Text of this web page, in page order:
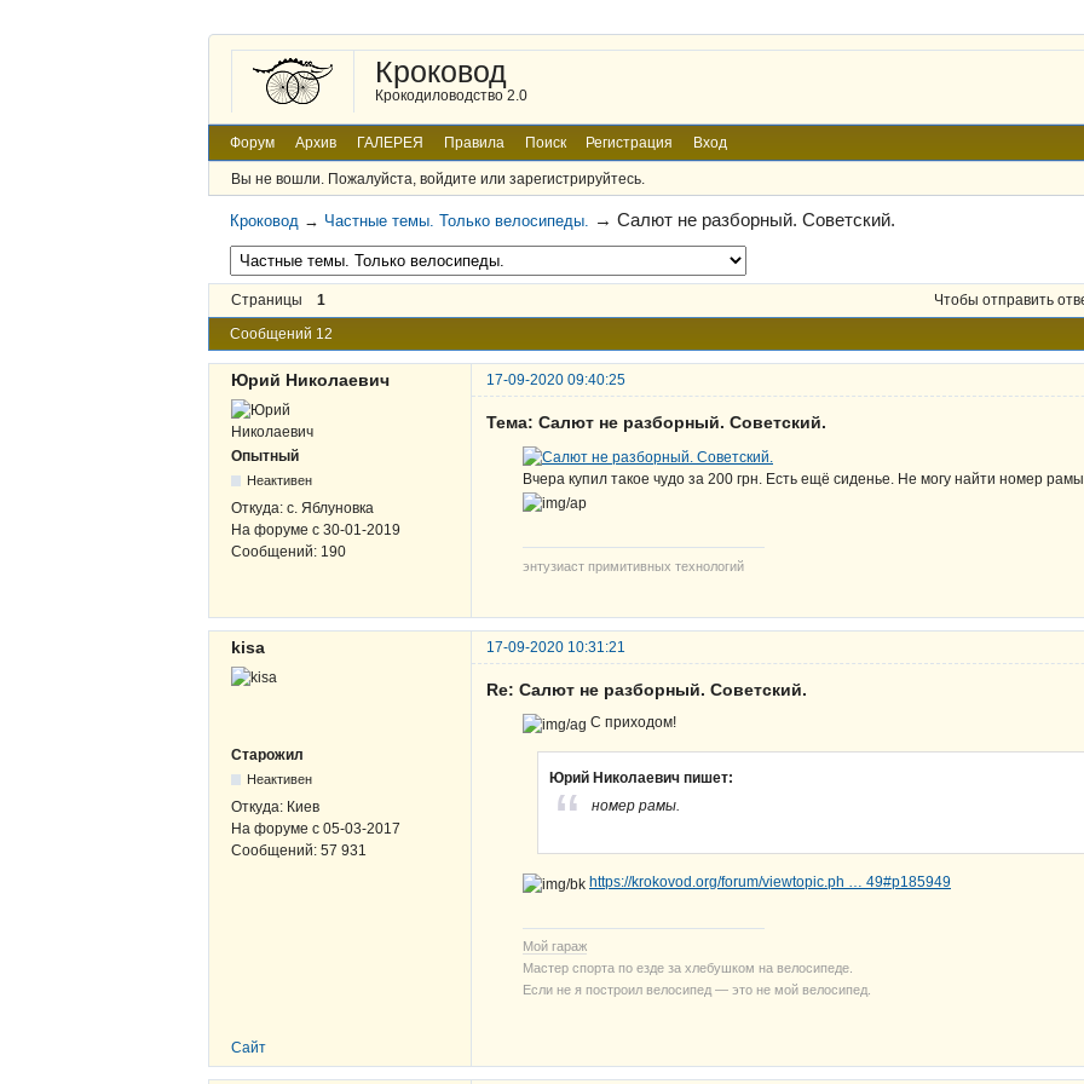
Кроковод
Крокодиловодство 2.0
Форум Архив ГАЛЕРЕЯ Правила Поиск Регистрация Вход
Вы не вошли. Пожалуйста, войдите или зарегистрируйтесь.
Кроковод → Частные темы. Только велосипеды. →Салют не разборный. Советский.
Страницы 1
Чтобы отправить
Сообщений 12
Юрий Николаевич 17-09-2020 09:40:25
Опытный
Неактивен
Откуда: с. Яблуновка
На форуме с 30-01-2019
Сообщений: 190
Тема: Салют не разборный. Советский.
Вчера купил такое чудо за 200 грн. Есть ещё сиденье. Не могу найти номер
энтузиаст примитивных технологий
kisa 17-09-2020 10:31:21
Старожил
Неактивен
Откуда: Киев
На форуме с 05-03-2017
Сообщений: 57 931
Re: Салют не разборный. Советский.
С приходом!
Юрий Николаевич пишет:
номер рамы.
https://krokovod.org/forum/viewtopic.ph … 49#p185949
Мой гараж
Мастер спорта по езде за хлебушком на велосипеде.
Если не я построил велосипед — это не мой велосипед.
Сайт